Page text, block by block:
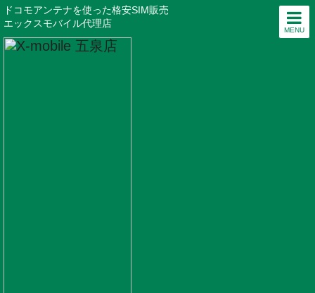
MENU
ドコモアンテナを使った格安SIM販売
エックスモバイル代理店